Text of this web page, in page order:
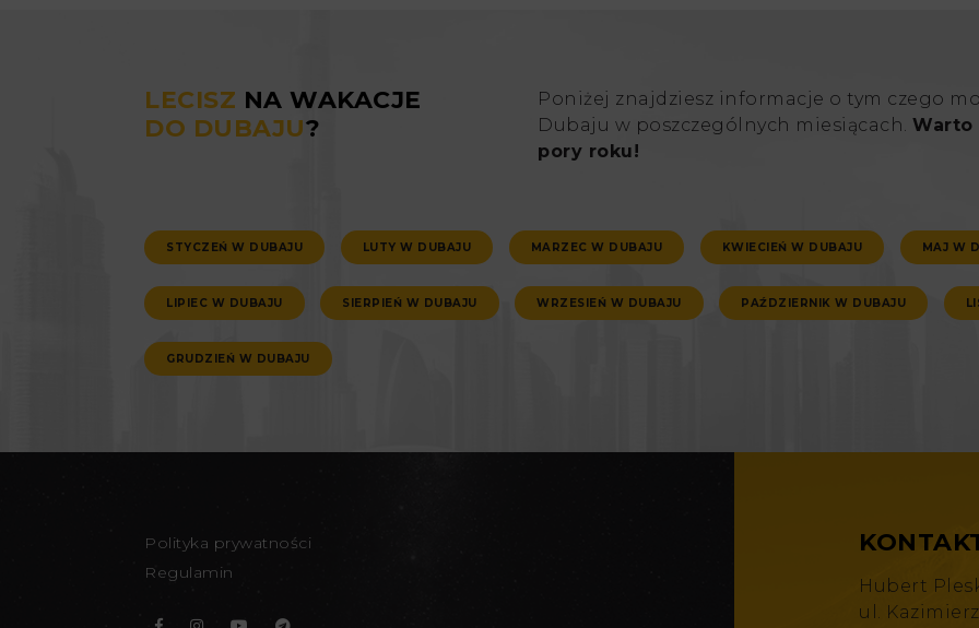
LECISZ NA WAKACJE
DO DUBAJU?
Poniżej znajdziesz informacje o tym czego
Dubaju w poszczególnych miesiącach. Warto
pory roku!
STYCZEŃ W DUBAJU LUTY W DUBAJU MARZEC W DUBAJU KWIECIEŃ W DUBAJU MAJ W
LIPIEC W DUBAJU SIERPIEŃ W DUBAJU WRZESIEŃ W DUBAJU PAŹDZIERNIK W DUBAJU
GRUDZIEŃ W DUBAJU
Polityka prywatności
Regulamin
Hubert
ul.